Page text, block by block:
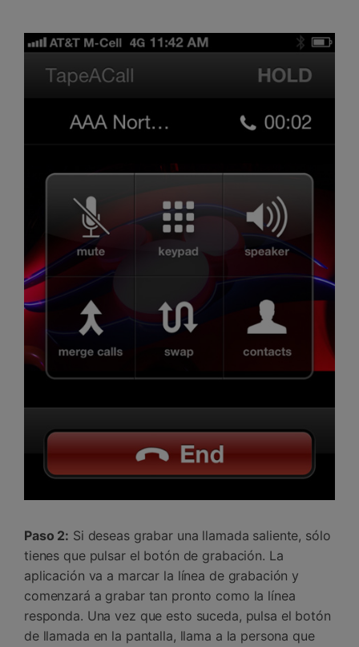
Paso 2: Si deseas grabar una llamada saliente, sólo
tienes que pulsar el botón de grabación. La
aplicación va a marcar la línea de grabación y
comenzará a grabar tan pronto como la línea
responda. Una vez que esto suceda, pulsa el botón
de llamada en la pantalla, llama a la persona que